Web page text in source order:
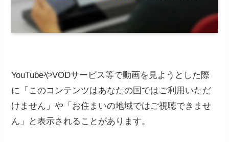
YouTubeやVODサービス等で動画を見ようとした際
に「このコンテンツはあなたの国ではご利用いただ
けません」や「お住まいの地域ではご視聴できませ
ん」と表示されることがあります。